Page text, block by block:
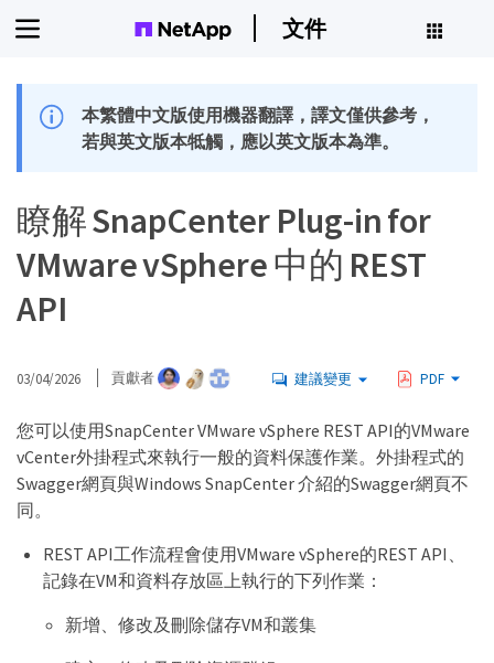
文件
本繁體中文版使用機器翻譯，譯文僅供參考，
若與英文版本牴觸，應以英文版本為準。
瞭解 SnapCenter Plug-in for
VMware vSphere 中的 REST
API
03/04/2026 貢獻者 建議變更 PDF
您可以使用SnapCenter VMware vSphere REST API的VMware
vCenter外掛程式來執行一般的資料保護作業。外掛程式的
Swagger網頁與Windows SnapCenter 介紹的Swagger網頁不
同。
REST API工作流程會使用VMware vSphere的REST API、
記錄在VM和資料存放區上執行的下列作業：
新增、修改及刪除儲存VM和叢集